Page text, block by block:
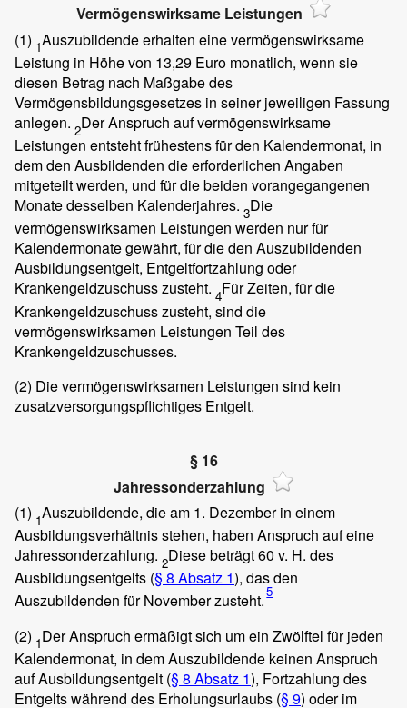
Vermögenswirksame Leistungen
(1) 1Auszubildende erhalten eine vermögenswirksame
Leistung in Höhe von 13,29 Euro monatlich, wenn sie
diesen Betrag nach Maßgabe des
Vermögensbildungsgesetzes in seiner jeweiligen Fassung
anlegen. 2Der Anspruch auf vermögenswirksame
Leistungen entsteht frühestens für den Kalendermonat, in
dem den Ausbildenden die erforderlichen Angaben
mitgeteilt werden, und für die beiden vorangegangenen
Monate desselben Kalenderjahres. 3Die
vermögenswirksamen Leistungen werden nur für
Kalendermonate gewährt, für die den Auszubildenden
Ausbildungsentgelt, Entgeltfortzahlung oder
Krankengeldzuschuss zusteht. 4Für Zeiten, für die
Krankengeldzuschuss zusteht, sind die
vermögenswirksamen Leistungen Teil des
Krankengeldzuschusses.
(2) Die vermögenswirksamen Leistungen sind kein
zusatzversorgungspflichtiges Entgelt.
§ 16
Jahressonderzahlung
(1) 1Auszubildende, die am 1. Dezember in einem
Ausbildungsverhältnis stehen, haben Anspruch auf eine
Jahressonderzahlung. 2Diese beträgt 60 v. H. des
Ausbildungsentgelts (§ 8 Absatz 1), das den
Auszubildenden für November zusteht.5
(2) 1Der Anspruch ermäßigt sich um ein Zwölftel für jeden
Kalendermonat, in dem Auszubildende keinen Anspruch
auf Ausbildungsentgelt (§ 8 Absatz 1), Fortzahlung des
Entgelts während des Erholungsurlaubs (§ 9) oder im